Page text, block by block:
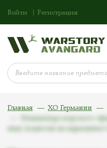
Войти Регистрация
Главная ХО Германии